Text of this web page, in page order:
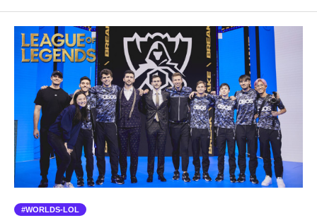
WORLDS-LOL